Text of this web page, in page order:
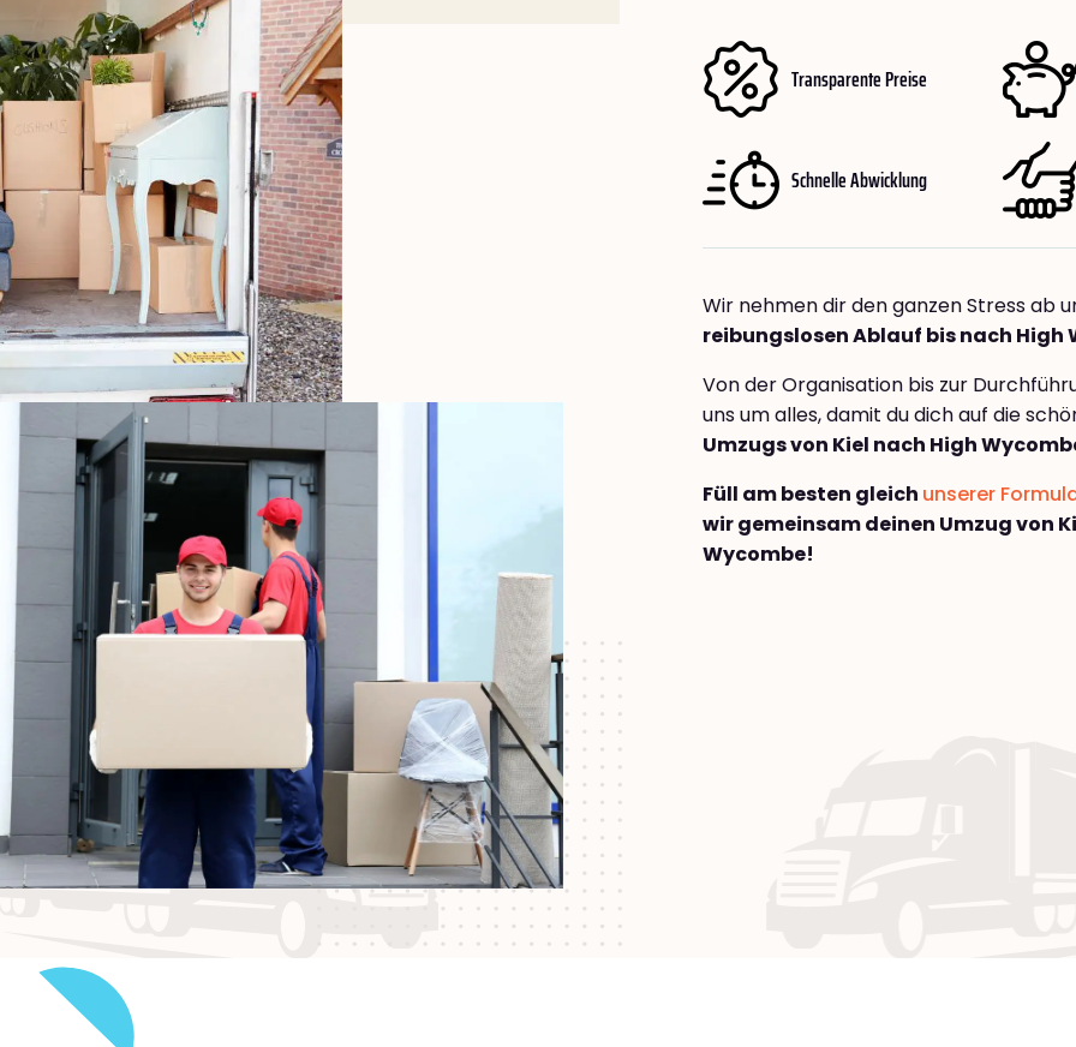
Transparente Preise
Schnelle Abwicklung
Wir nehmen dir den ganzen Stress ab
reibungslosen Ablauf bis nach High
Von der Organisation bis zur
uns um alles, damit du dich auf die
Umzugs von Kiel nach High
Füll am besten gleich unserer
wir gemeinsam deinen Umzug von
Wycombe!